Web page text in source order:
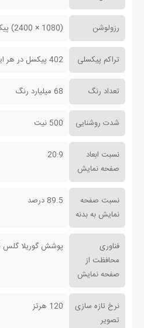
رزولوشن (1080 × 2400) پیکسل
تراکم پیکسلی 402 پیکسل در هر اینچ
تعداد رنگ 68 میلیارد رنگ
شدت روشنایی 500 نیت
نسبت ابعاد
صفحه نمایش
20:9
نسبت صفحه
نمایش به بدنه
89.5 درصد
فناوری
محافظت از
صفحه نمایش
پوشش گوریلا گلس 5 (Corning Gorila Glass 5)
نرخ تازه سازی
تصویر
120 هرتز